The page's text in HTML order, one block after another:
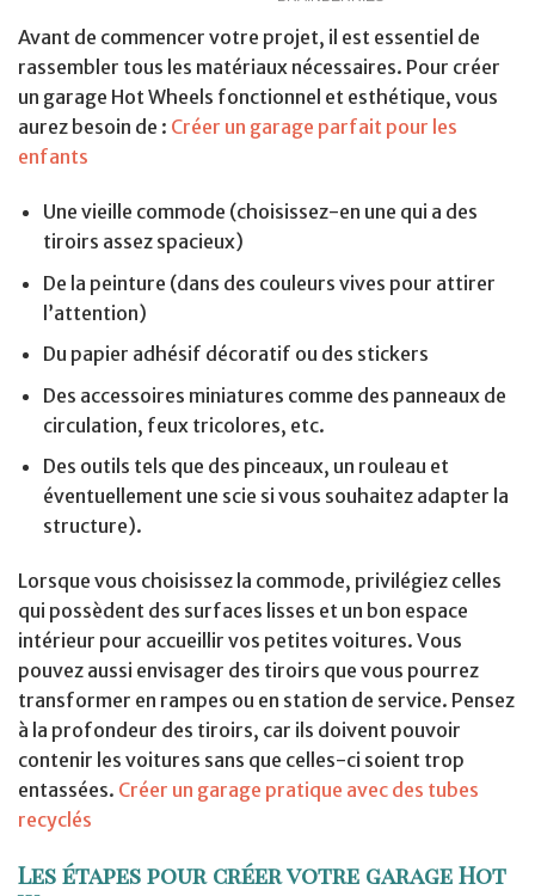
Avant de commencer votre projet, il est essentiel de
rassembler tous les matériaux nécessaires. Pour créer
un garage Hot Wheels fonctionnel et esthétique, vous
aurez besoin de : Créer un garage parfait pour les
enfants
Une vieille commode (choisissez-en une qui a des
tiroirs assez spacieux)
De la peinture (dans des couleurs vives pour attirer
l’attention)
Du papier adhésif décoratif ou des stickers
Des accessoires miniatures comme des panneaux de
circulation, feux tricolores, etc.
Des outils tels que des pinceaux, un rouleau et
éventuellement une scie si vous souhaitez adapter la
structure).
Lorsque vous choisissez la commode, privilégiez celles
qui possèdent des surfaces lisses et un bon espace
intérieur pour accueillir vos petites voitures. Vous
pouvez aussi envisager des tiroirs que vous pourrez
transformer en rampes ou en station de service. Pensez
à la profondeur des tiroirs, car ils doivent pouvoir
contenir les voitures sans que celles-ci soient trop
entassées. Créer un garage pratique avec des tubes
recyclés
Les étapes pour créer votre garage Hot